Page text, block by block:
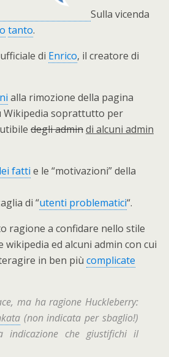
Sulla vicenda
tanto.
di Enrico, il creatore di
alla rimozione della pagina
Wikipedia soprattutto per
degli admindi alcuni admin
fatti e le “motivazioni” della
di “utenti problematici“.
ragione a confidare nello stile
ed alcuni admin con cui
in ben più complicate
ma ha ragione Huckleberry:
(non indicata per sbaglio!)
indicazione che giustifichi il